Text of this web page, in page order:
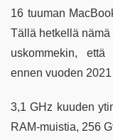
16 tuuman
Tällä hetkellä nämä
uskommekin,
ennen vuoden
3,1 GHz kuuden
RAM-muistia, 256